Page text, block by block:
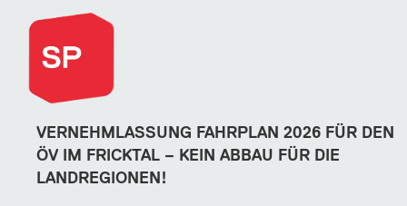
VERNEHMLASSUNG FAHRPLAN 2026 FÜR DEN
ÖV IM FRICKTAL – KEIN ABBAU FÜR DIE
LANDREGIONEN!